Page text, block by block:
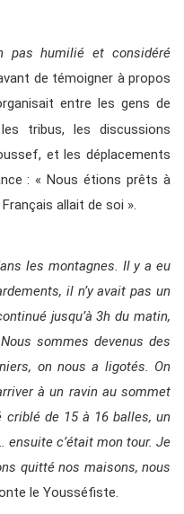
pas humilié et considéré
de témoigner à propos
entre les gens de
tribus, les discussions
et les déplacements
: « Nous étions prêts à
allait de soi ».
les montagnes. Il y a eu
il n’y avait pas un
jusqu’à 3h du matin,
sommes devenus des
on nous a ligotés. On
à un ravin au sommet
de 15 à 16 balles, un
ensuite c’était mon tour. Je
quitté nos maisons, nous
le Yousséfiste.